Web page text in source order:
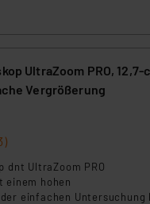
UltraZoom PRO, 12,7-
Vergrößerung
dnt UltraZoom PRO
einem hohen
einfachen Untersuchung